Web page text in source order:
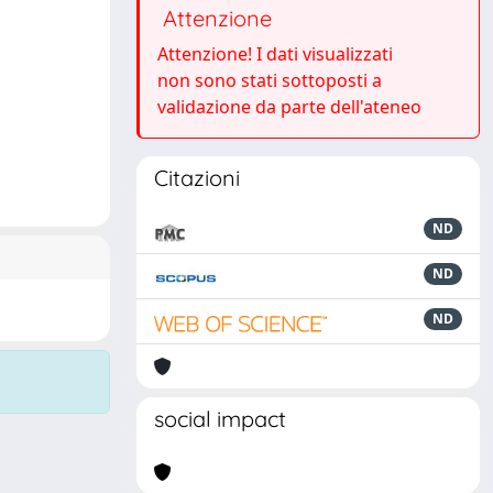
Attenzione
Attenzione! I dati visualizzati
non sono stati sottoposti a
validazione da parte dell'ateneo
Citazioni
ND
ND
ND
social impact